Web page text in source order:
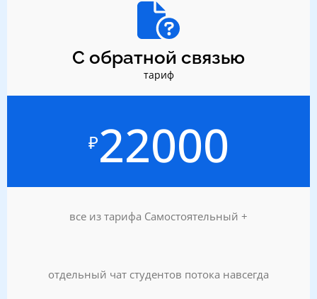
С обратной связью
тариф
₽22000
все из тарифа Самостоятельный +
отдельный чат студентов потока навсегда